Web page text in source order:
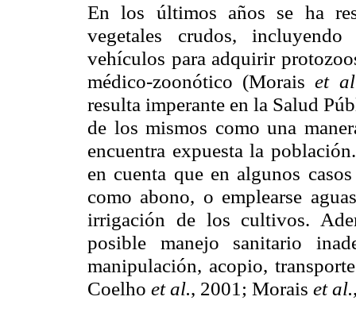
En los últimos años se ha
vegetales crudos,
vehículos para adquirir
médico-zoonótico (Moraiset
resulta imperante en la Salud
de los mismos como una
encuentra expuesta la
en cuenta que en algunos
como abono, o emplearse
irrigación de los cultivos.
posible manejo sanitario
manipulación, acopio,
Coelho et al., 2001; Morais et al.